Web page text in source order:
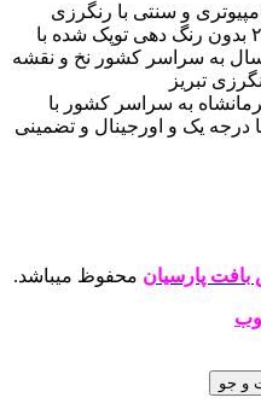
و سنتی با رنگرزی
تضمینی شفاف و کریستالی نمره ۲۰ بدون رنگ دهی توپک شده با
به سراسر کشور نخ و نقشه
تبریز
به سراسر کشور با
درجه یک و اورجینال و تضمینی
بافت پارسیان محفوظ میباشد.
و جو